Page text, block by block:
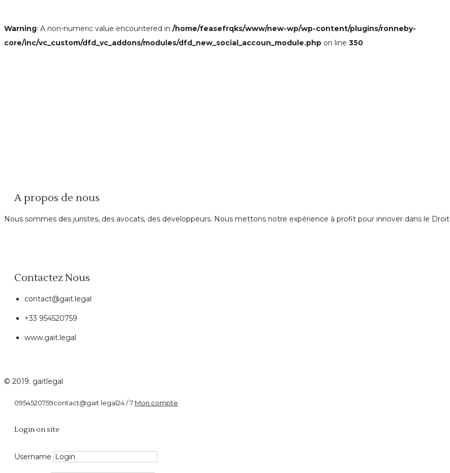
Warning: A non-numeric value encountered in /home/feasefrqks/www/new-wp/wp-content/plugins/ronneby-
core/inc/vc_custom/dfd_vc_addons/modules/dfd_new_social_accoun_module.php on line 350
A propos de nous
Nous sommes des juristes, des avocats, des developpeurs. Nous mettons notre expérience à profit pour innover dans le Droit
Contactez Nous
contact@gait.legal
+33 954520759
www.gait.legal
© 2019. gaitlegal
0954520759contact@gait.legal24 / 7 Mon compte
Login on site
Username
Habitation